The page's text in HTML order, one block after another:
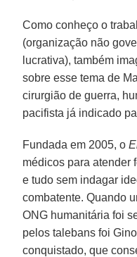
Como conheço o
(organização não
lucrativa), também
sobre esse tema de
cirurgião de guerra,
pacifista já indicado
Fundada em 2005, o
médicos para atender
e tudo sem indagar
combatente. Quando
ONG humanitária foi
pelos talebans foi
conquistado, que